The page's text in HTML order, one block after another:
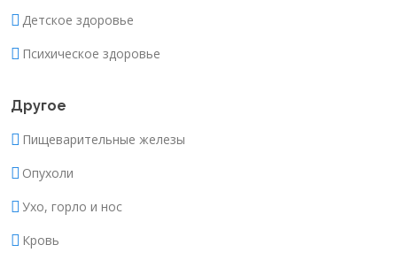
Детское здоровье
Психическое здоровье
Другое
Пищеварительные железы
Опухоли
Ухо, горло и нос
Кровь